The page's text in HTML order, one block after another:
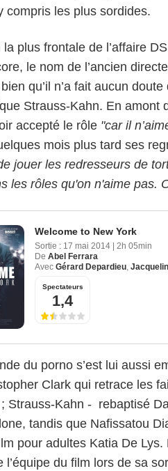
compris les plus sordides.
la plus frontale de l’affaire
le nom de l’ancien
qu’il n’a fait aucun
Strauss-Kahn. En amont
accepté le rôle "car il
mois plus tard ses
jouer les redresseurs de
les rôles qu'on n'aime pas.
Welcome to New York
Sortie : 17 mai 2014
2h 05min
De Abel Ferrara
Avec Gérard Depardieu,
Spectateurs
1,4
du porno s’est lui aussi
Clark qui retrace les
Strauss-Kahn - rebaptisé
tandis que Nafissatou
pour adultes Katia De
l’équipe du film lors de sa